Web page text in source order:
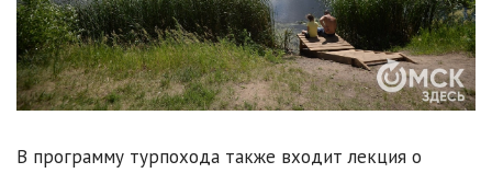
В программу турпохода также входит лекция о